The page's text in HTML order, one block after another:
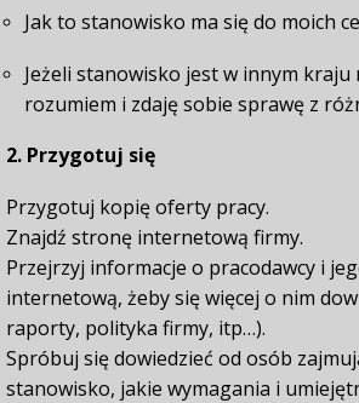
Jak to stanowisko ma się do moich
Jeżeli stanowisko jest w innym kraju
rozumiem i zdaję sobie sprawę z
2. Przygotuj się
Przygotuj kopię oferty pracy.
Znajdź stronę internetową firmy.
Przejrzyj informacje o pracodawcy i
internetową, żeby się więcej o nim
raporty, polityka firmy, itp…).
Spróbuj się dowiedzieć od osób
stanowisko, jakie wymagania i